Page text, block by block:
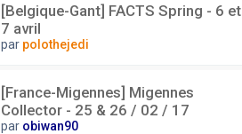
[Belgique-Gant] FACTS Spring - 6 et
7 avril
par polothejedi
[France-Migennes] Migennes
Collector - 25 & 26 / 02 / 17
par obiwan90